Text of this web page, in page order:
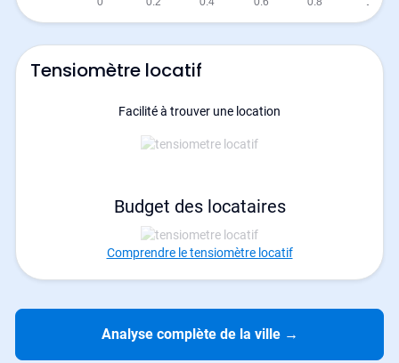
Tensiomètre locatif
Facilité à trouver une location
Budget des locataires
Comprendre le tensiomètre locatif
Analyse complète de la ville →